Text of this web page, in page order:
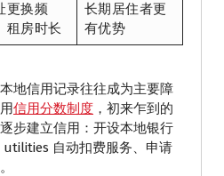
更换频
租房时长
长期居住者更
有优势
地信用记录往往成为主要障
信用分数制度 ，初来乍到的
步建立信用：开设本地银行
utilities 自动扣费服务、申请